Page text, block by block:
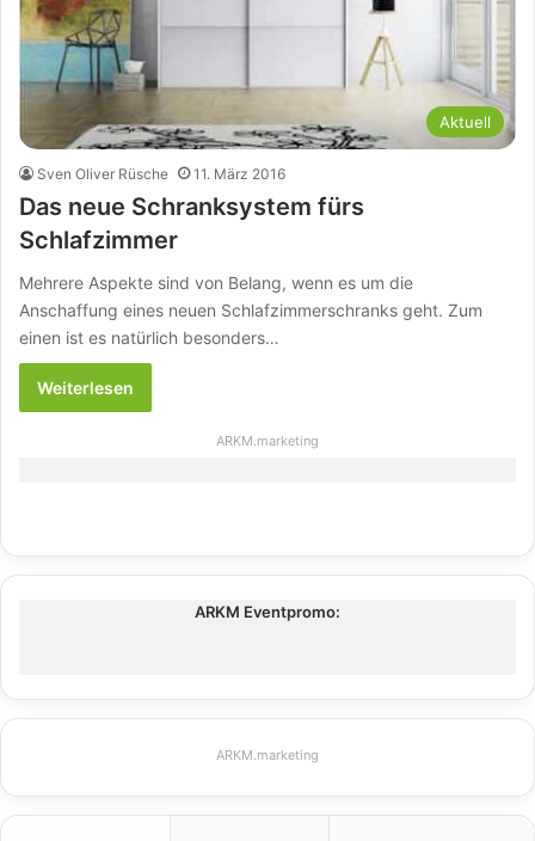
Aktuell
Sven Oliver Rüsche 11. März 2016
Das neue Schranksystem fürs
Schlafzimmer
Mehrere Aspekte sind von Belang, wenn es um die
Anschaffung eines neuen Schlafzimmerschranks geht. Zum
einen ist es natürlich besonders…
Weiterlesen
ARKM.marketing
ARKM Eventpromo:
ARKM.marketing